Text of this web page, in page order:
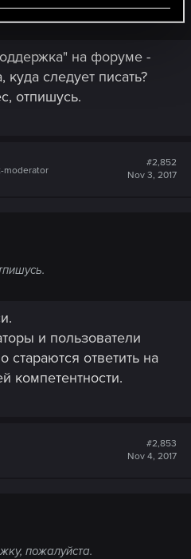
пожалуйста.
на форуме -
куда следует писать?
отпишусь.
moderator
#2,852
Nov 3, 2017
и пользователи
стараются ответить на
компетентности.
#2,853
Nov 4, 2017
пожалуйста.